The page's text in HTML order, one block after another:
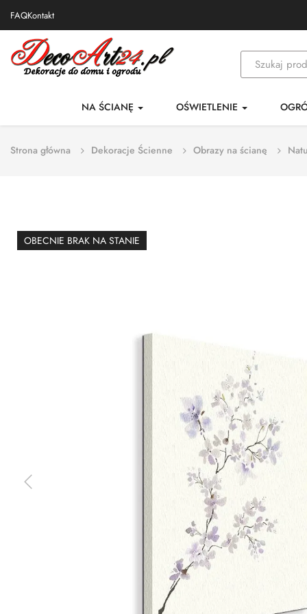
FAQKontakt
NA ŚCIANĘ OŚWIETLENIE
Strona główna Dekoracje Ścienne Obrazy na ścianę
OBECNIE BRAK NA STANIE